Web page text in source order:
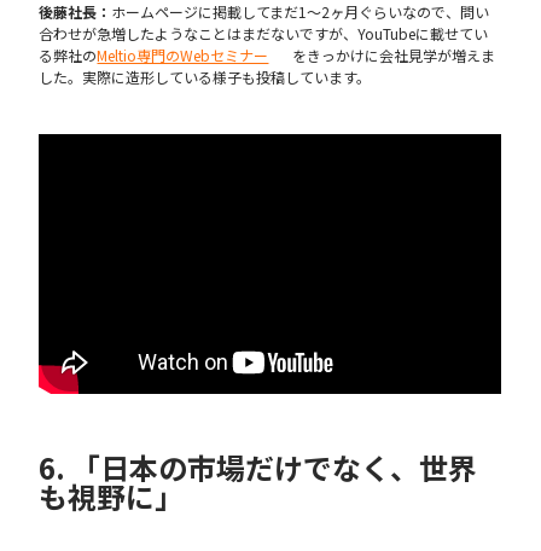
後藤社長： ホームページに掲載してまだ1〜2ヶ月ぐらいなので、問い
合わせが急増したようなことはまだないですが、YouTubeに載せてい
る弊社のMeltio専門のWebセミナー
をきっかけに会社見学が増えま
した。実際に造形している様子も投稿しています。
6. 「日本の市場だけでなく、世界
も視野に」